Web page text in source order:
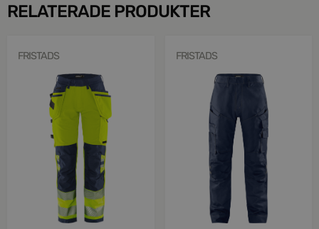
RELATERADE PRODUKTER
FRISTADS FRISTADS